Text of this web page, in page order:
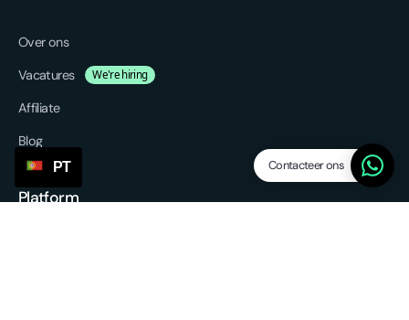
Contacteer ons
Over ons
Vacatures
We're hiring
Affiliate
Blog
Platform
PT